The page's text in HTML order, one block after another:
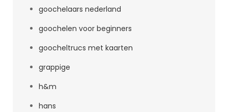
goochelaars nederland
goochelen voor beginners
goocheltrucs met kaarten
grappige
h&m
hans